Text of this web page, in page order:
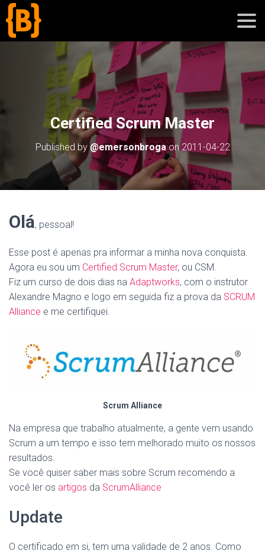
blog
sobre
cursos
Certified Scrum Master
Published by@emersonbrogaon2011-04-22
Olá, pessoal!
Esse post é apenas pra informar a minha nova conquista.
Agora eu sou um Certified Scrum Master, ou CSM.
Fiz um curso de dois dias na Adaptworks, com o instrutor
Alexandre Magno e logo em seguida fiz a prova da SCRUM
Alliance e me certifiquei.
Scrum Alliance
Na empresa que trabalho atualmente, a gente vem usando
Scrum a um tempo e isso tem melhorado muito os nossos
resultados.
Se você quiser saber mais sobre Scrum recomendo a
você ler os artigos da ScrumAlliance
Update
O certificado em si, tem uma validade de 2 anos. Como